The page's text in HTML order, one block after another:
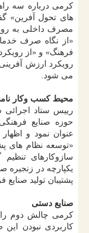
کرمی درباره سه
های تحول آفرین»
مصرف داخلی به
«از نگاه صرف
فرهنگ» و «از
رویکرد ارزش
می شود.
محیط کسب وکار
رییس ستاد
حوزه صنایع
عنوان نمود و
«توسعه نظام های
سازوکارهای
یکپارچه در زنجیره
پشتیبان تولید
صنایع دستی
کرمی چالش دوم را
کاربردی نبودن این